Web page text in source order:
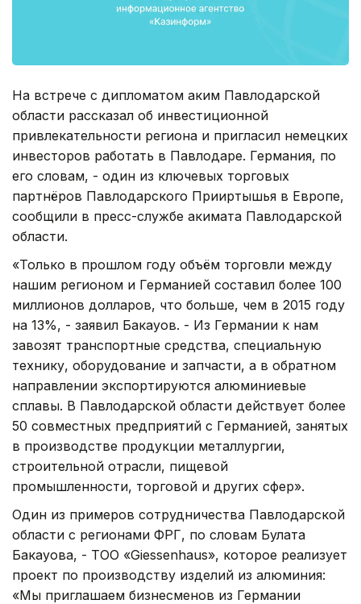
На встрече с дипломатом аким Павлодарской
области рассказал об инвестиционной
привлекательности региона и пригласил немецких
инвесторов работать в Павлодаре. Германия, по
его словам, - один из ключевых торговых
партнёров Павлодарского Прииртышья в Европе,
сообщили в пресс-службе акимата Павлодарской
области.
«Только в прошлом году объём торговли между
нашим регионом и Германией составил более 100
миллионов долларов, что больше, чем в 2015 году
на 13%, - заявил Бакауов. - Из Германии к нам
завозят транспортные средства, специальную
технику, оборудование и запчасти, а в обратном
направлении экспортируются алюминиевые
сплавы. В Павлодарской области действует более
50 совместных предприятий с Германией, занятых
в производстве продукции металлургии,
строительной отрасли, пищевой
промышленности, торговой и других сфер».
Один из примеров сотрудничества Павлодарской
области с регионами ФРГ, по словам Булата
Бакауова, - ТОО «Giessenhaus», которое реализует
проект по производству изделий из алюминия:
«Мы приглашаем бизнесменов из Германии